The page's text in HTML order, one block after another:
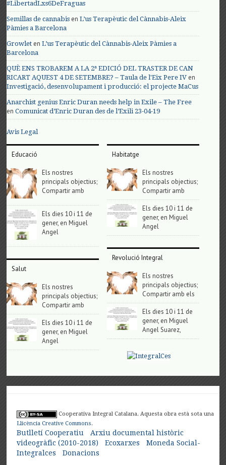
#LibertadLxs6DeFraguas
Semillas de cannabis enL’us Terapèutic del Cànnabis-Aleix
Pàmies a Barcelona
Growlet enL’us Terapèutic del Cànnabis-Aleix Pàmies a
Barcelona
QUÈ ENS TROBAREM A LA 2ª EDICIÓ DEL TRASTER DE CAN
RICART AQUEST 4 DE SETEMBRE? – Taula de l'Eix Pere IV en
Investigació, desenvolupament i producció: el projecte MaCus
Anarchist genius Enric Duran needs help in Exile – The Free
enComunicat d’Enric Duran des de l’Exili 23-04-19
Avis Legal
Educació
Els nostres
principals objectius;
Compartir amb
Els dies 10 i 11 de
gener, en Miguel
Angel
Salut
Els nostres
principals objectius;
Compartir amb
Els dies 10 i 11 de
gener, en Miguel
Angel
Habitatge
Els nostres
principals objectius;
Compartir amb
Els dies 10 i 11 de
gener, en Miguel
Angel
Revolució Integral
Els nostres
principals objectius;
Compartir amb els
Els dies 10 i 11 de
gener, en Miguel
Angel Suarez,
Cooperativa Integral Catalana. Aquesta obra està sota una
Llicència Creative Commons.
Butlletí Cooperatiu
Arxiu documental històric
videogràfic (2010-2018)
Ecoxarxes
Moneda Social-
Integralces
Donacions